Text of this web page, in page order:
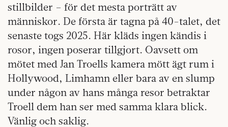
stillbilder – för det mesta porträtt av
människor. De första är tagna på 40-talet, det
senaste togs 2025. Här kläds ingen kändis i
rosor, ingen poserar tillgjort. Oavsett om
mötet med Jan Troells kamera mött ägt rum i
Hollywood, Limhamn eller bara av en slump
under någon av hans många resor betraktar
Troell dem han ser med samma klara blick.
Vänlig och saklig.